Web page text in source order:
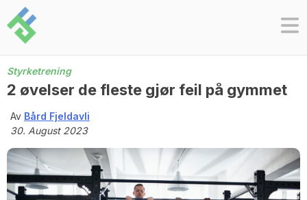
Skip
to
content
Styrketrening
2 øvelser de fleste gjør feil på gymmet
Av Bård Fjeldavli
30. August 2023